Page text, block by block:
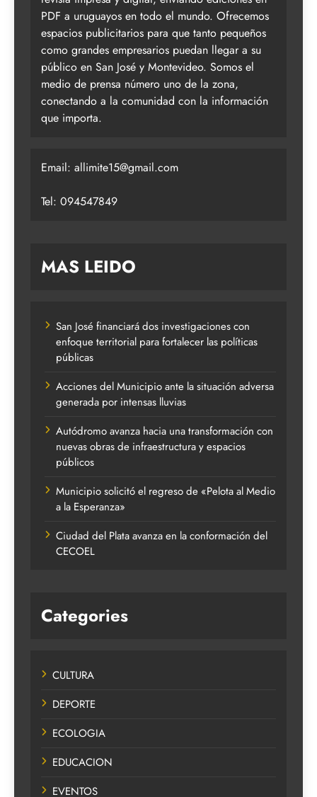
PDF a uruguayos en todo el mundo. Ofrecemos
espacios publicitarios para que tanto pequeños
como grandes empresarios puedan llegar a su
público en San José y Montevideo. Somos el
medio de prensa número uno de la zona,
conectando a la comunidad con la información
que importa.
Email: allimite15@gmail.com
Tel: 094547849
MAS LEIDO
San José financiará dos investigaciones con
enfoque territorial para fortalecer las políticas
públicas
Acciones del Municipio ante la situación adversa
generada por intensas lluvias
Autódromo avanza hacia una transformación con
nuevas obras de infraestructura y espacios
públicos
Municipio solicitó el regreso de «Pelota al Medio
a la Esperanza»
Ciudad del Plata avanza en la conformación del
CECOEL
Categories
CULTURA
DEPORTE
ECOLOGIA
EDUCACION
EVENTOS